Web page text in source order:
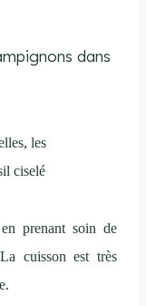
dans
les
ciselé
prenant soin de
cuisson est très